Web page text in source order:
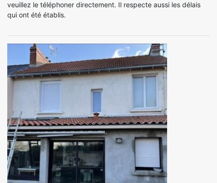
veuillez le téléphoner directement. Il respecte aussi les délais
qui ont été établis.